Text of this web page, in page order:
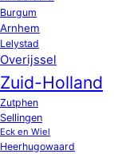
Burgum
Arnhem
Lelystad
Overijssel
Zuid-Holland
Zutphen
Sellingen
Eck en Wiel
Heerhugowaard